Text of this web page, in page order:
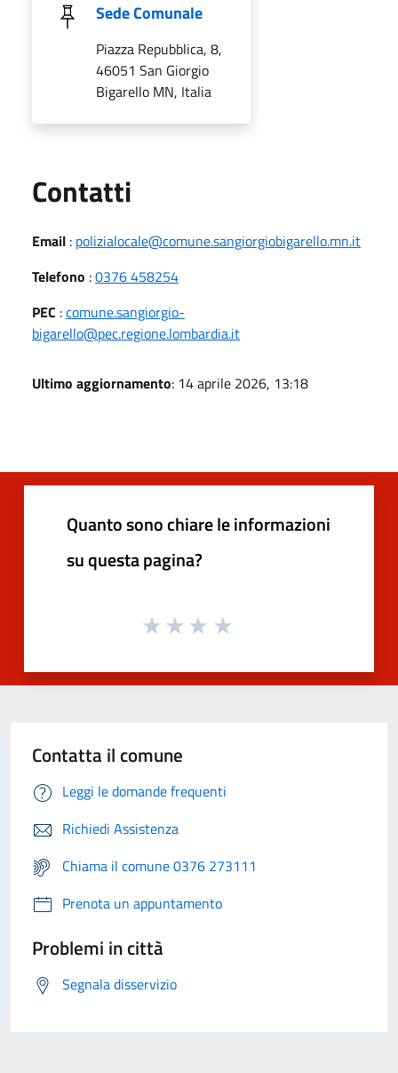
Sede Comunale
Piazza Repubblica, 8,
46051 San Giorgio
Bigarello MN, Italia
Contatti
Email : polizialocale@comune.sangiorgiobigarello.mn.it
Telefono :0376 458254
PEC :comune.sangiorgio-
bigarello@pec.regione.lombardia.it
Ultimo aggiornamento: 14 aprile 2026, 13:18
Quanto sono chiare le informazioni
su questa pagina?
Contatta il comune
Leggi le domande frequenti
Richiedi Assistenza
Chiama il comune 0376 273111
Prenota un appuntamento
Problemi in città
Segnala disservizio